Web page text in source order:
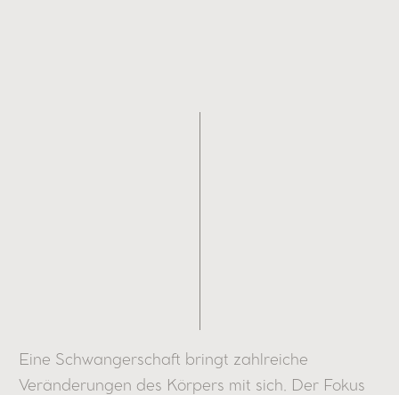
Eine Schwangerschaft bringt zahlreiche
Veränderungen des Körpers mit sich. Der Fokus